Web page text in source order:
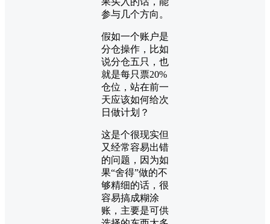
参与几个方向。
假如一个账户是
分仓操作，比如
说分仓五只，也
就是每只票20%
仓位，站在前一
天应该如何给次
日做计划？
这是个很现实但
又经常容易出错
的问题，因为如
果“舍得”做的不
够精细的话，很
容易搞成糊涂
账，主要是可供